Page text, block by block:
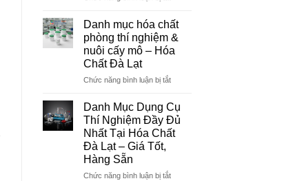
Thiết
Bị
Thí
Tín
Đà
Lạt
mục
chất
nông
tại
Lạt
–
Hóa
Chất
đầy
Danh mục hóa chất
phòng thí nghiệm &
nuôi cấy mô – Hóa
Chất Đà Lạt
Chức năng bình luận bị tắtở
mục
hóa
chất
phòng
&
Danh Mục Dụng Cụ
Thí Nghiệm Đầy Đủ
Nhất Tại Hóa Chất
Đà Lạt – Giá Tốt,
Hàng Sẵn
Chức năng bình luận bị tắtở